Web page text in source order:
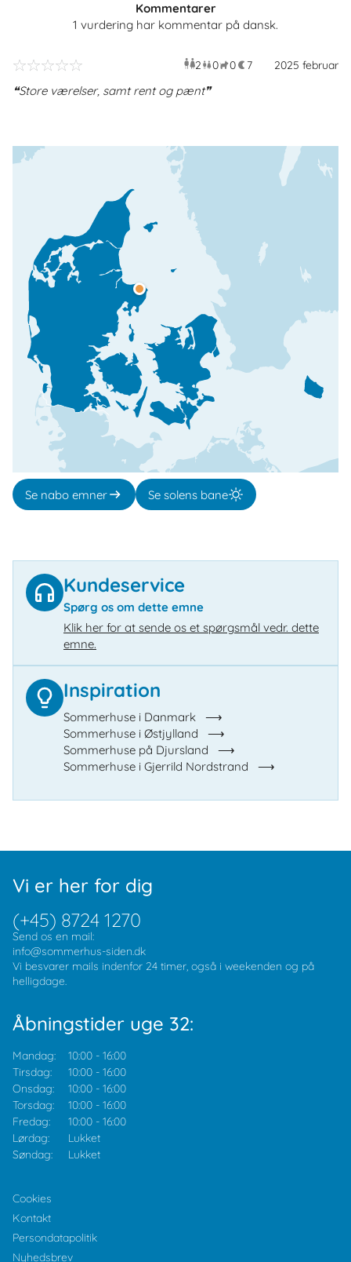
Kommentarer
1 vurdering har kommentar på dansk.
2 voksne
0 børn
0 husdyr
7 2025 februar
Store værelser, samt rent og pænt
Se nabo emner Se solens bane
Kundeservice
Spørg os om dette emne
Klik her for at sende os et spørgsmål vedr. dette
emne.
Inspiration
Sommerhuse i Danmark
Sommerhuse i Østjylland
Sommerhuse på Djursland
Sommerhuse i Gjerrild Nordstrand
Vi er her for dig
(+45) 8724 1270
Send os en mail:
info@sommerhus-siden.dk
Vi besvarer mails indenfor 24 timer, også i weekenden og på
helligdage.
Åbningstider uge 32:
Mandag: 10:00 - 16:00
Tirsdag:
10:00 - 16:00
Onsdag:
10:00 - 16:00
Torsdag:
10:00 - 16:00
Fredag:
10:00 - 16:00
Lørdag:
Lukket
Søndag:
Lukket
Cookies
Kontakt
Persondatapolitik
Nyhedsbrev